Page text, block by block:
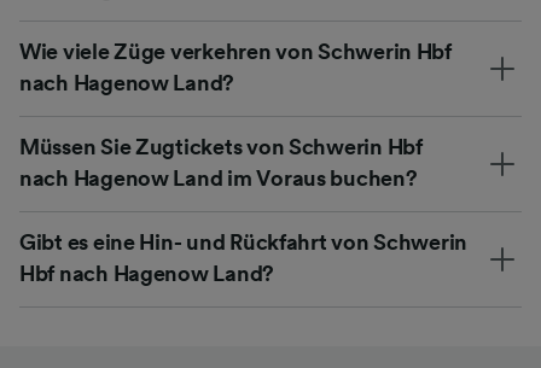
Wie viele Züge verkehren von Schwerin Hbf
nach Hagenow Land?
Müssen Sie Zugtickets von Schwerin Hbf
nach Hagenow Land im Voraus buchen?
Gibt es eine Hin- und Rückfahrt von Schwerin
Hbf nach Hagenow Land?